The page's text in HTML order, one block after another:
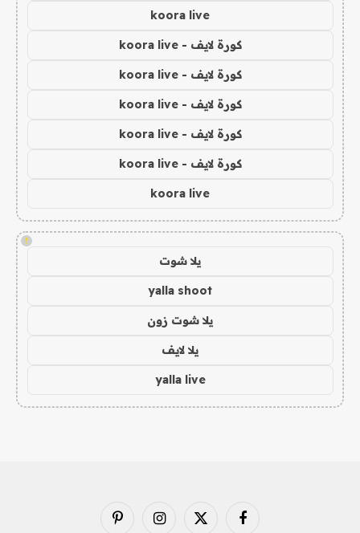
koora live
كورة لايف - koora live
كورة لايف - koora live
كورة لايف - koora live
كورة لايف - koora live
كورة لايف - koora live
koora live
!
يلا شوت
yalla shoot
يلا شوت زون
يلا لايف
yalla live
فيسبوك X الانستغرامبينتيريست